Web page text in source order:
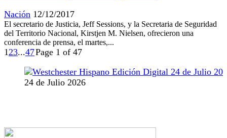
Nación 12/12/2017
El secretario de Justicia, Jeff Sessions, y la Secretaria de Seguridad
del Territorio Nacional, Kirstjen M. Nielsen, ofrecieron una
conferencia de prensa, el martes,...
123...47Page 1 of 47
24 de Julio 2026